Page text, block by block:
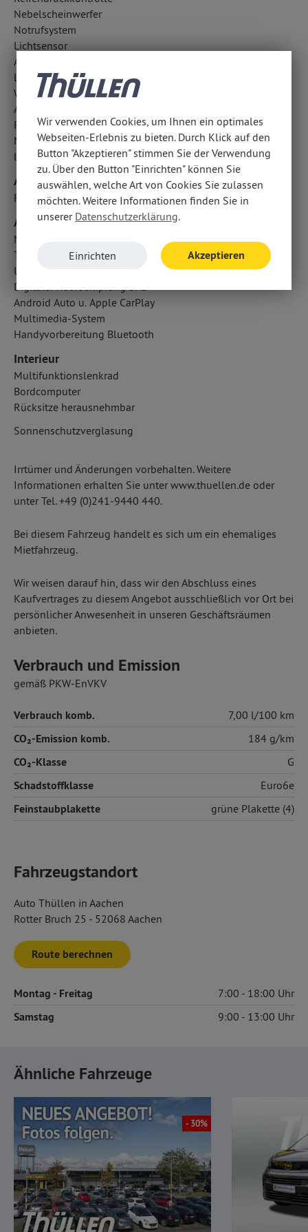
Nebelscheinwerfer
Notrufsystem
Lichtsensor
Außentemperatur Anzeige
LED-Scheinwerfer
Wegfahrsperre
Antriebsschlupfregelung ASR
Regensensor
Notbremsassistent
LED-Tagfahrlicht
Airbags
Fahrer- /Beifahrerairbag
Audio & Kommunikation
Navigationssystem
Touchscreen Bedienung
USB Anschluss, Bluetooth Audiostreaming
Digitaler Radioempfang DAB
Android Auto u. Apple CarPlay
Multimedia-System
Handyvorbereitung Bluetooth
Interieur
Multifunktionslenkrad
Bordcomputer
Rücksitze herausnehmbar
Sonnenschutzverglasung
Irrtümer und Änderungen vorbehalten. Weitere
Informationen erhalten Sie unter www.thuellen.de oder
unter Tel. +49 (0)241-9440 440.
Bei diesem Fahrzeug handelt es sich um ein ehemaliges
Mietfahrzeug.
Wir weisen darauf hin, dass wir den Abschluss eines
Kaufvertrages zu diesem Angebot ausschließlich vor Ort bei
persönlicher Anwesenheit in unseren Geschäftsräumen
anbieten.
Verbrauch und Emission
gemäß PKW-EnVKV
Verbrauch komb. 7,00 l/100 km
CO₂-Emission komb. 184 g/km
CO₂-Klasse G
Schadstoffklasse Euro6e
Feinstaubplakette grüne Plakette (4)
Fahrzeugstandort
Auto Thüllen in Aachen
Rotter Bruch 25 - 52068 Aachen
Route berechnen
Montag - Freitag 7:00 18:00
Samstag 9:00 13:00
Ähnliche Fahrzeuge
- 30%
Wir verwenden Cookies, um Ihnen ein optimales
Webseiten-Erlebnis zu bieten. Durch Klick auf den
Button "Akzeptieren" stimmen Sie der Verwendung
zu. Über den Button "Einrichten" können Sie
auswählen, welche Art von Cookies Sie zulassen
möchten. Weitere Informationen finden Sie in
unserer Datenschutzerklärung.
Einrichten Akzeptieren